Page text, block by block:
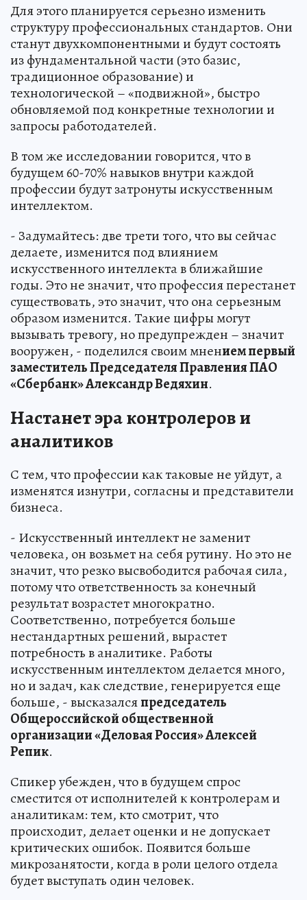
Для этого планируется серьезно изменить
структуру профессиональных стандартов. Они
станут двухкомпонентными и будут состоять
из фундаментальной части (это базис,
традиционное образование) и
технологической – «подвижной», быстро
обновляемой под конкретные технологии и
запросы работодателей.
В том же исследовании говорится, что в
будущем 60-70% навыков внутри каждой
профессии будут затронуты искусственным
интеллектом.
- Задумайтесь: две трети того, что вы сейчас
делаете, изменится под влиянием
искусственного интеллекта в ближайшие
годы. Это не значит, что профессия перестанет
существовать, это значит, что она серьезным
образом изменится. Такие цифры могут
вызывать тревогу, но предупрежден – значит
вооружен, - поделился своим мнением первый
заместитель Председателя Правления ПАО
«Сбербанк» Александр Ведяхин.
Настанет эра контролеров и
аналитиков
С тем, что профессии как таковые не уйдут, а
изменятся изнутри, согласны и представители
бизнеса.
- Искусственный интеллект не заменит
человека, он возьмет на себя рутину. Но это не
значит, что резко высвободится рабочая сила,
потому что ответственность за конечный
результат возрастет многократно.
Соответственно, потребуется больше
нестандартных решений, вырастет
потребность в аналитике. Работы
искусственным интеллектом делается много,
но и задач, как следствие, генерируется еще
больше, - высказалсяпредседатель
Общероссийской общественной
организации «Деловая Россия» Алексей
Репик.
Спикер убежден, что в будущем спрос
сместится от исполнителей к контролерам и
аналитикам: тем, кто смотрит, что
происходит, делает оценки и не допускает
критических ошибок. Появится больше
микрозанятости, когда в роли целого отдела
будет выступать один человек.